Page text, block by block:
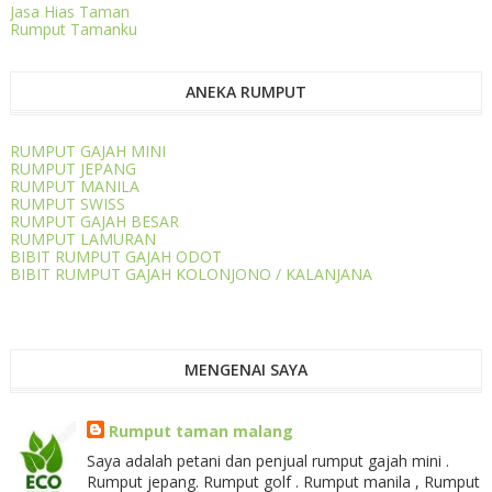
Jasa Hias Taman
Rumput Tamanku
ANEKA RUMPUT
RUMPUT GAJAH MINI
RUMPUT JEPANG
RUMPUT MANILA
RUMPUT SWISS
RUMPUT GAJAH BESAR
RUMPUT LAMURAN
BIBIT RUMPUT GAJAH ODOT
BIBIT RUMPUT GAJAH KOLONJONO / KALANJANA
MENGENAI SAYA
Rumput taman malang
Saya adalah petani dan penjual rumput gajah mini .
Rumput jepang. Rumput golf . Rumput manila , Rumput